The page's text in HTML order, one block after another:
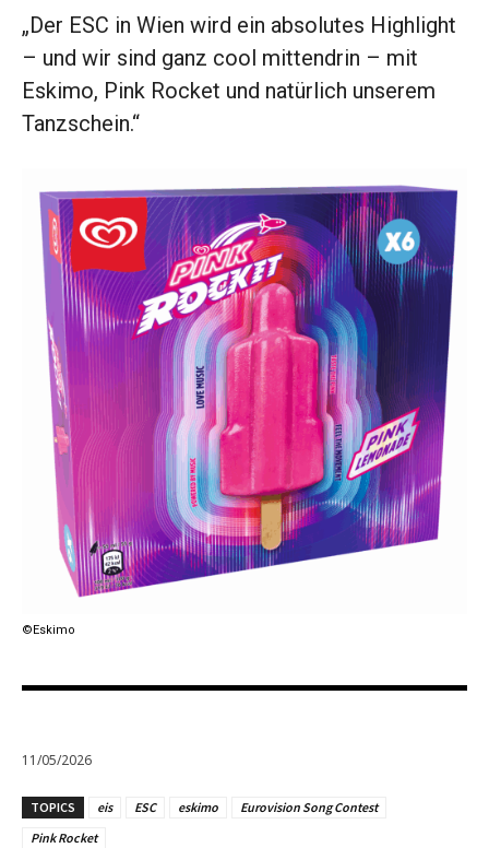
„Der ESC in Wien wird ein absolutes Highlight
– und wir sind ganz cool mittendrin – mit
Eskimo, Pink Rocket und natürlich unserem
Tanzschein.“
©Eskimo
11/05/2026
TOPICS eis ESC eskimo
Eurovision Song Contest
Pink Rocket